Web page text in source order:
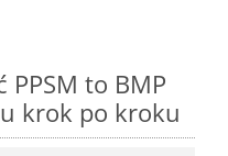
PPSM to BMP
krok po kroku